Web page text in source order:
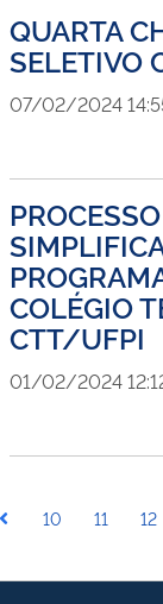
QUARTA
SELETIVO
07/02/2024
COLÉGIO
CTT/UFPI
01/02/2024
10 11 12